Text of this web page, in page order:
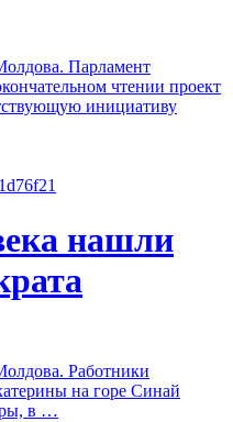
Парламент
чтении проект
инициативу
нашли
Работники
на горе Синай
в …